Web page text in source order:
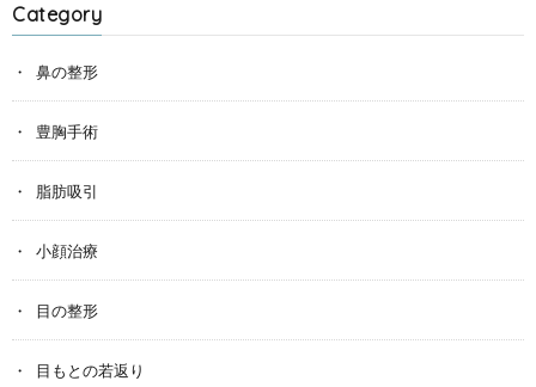
Category
鼻の整形
豊胸手術
脂肪吸引
小顔治療
目の整形
目もとの若返り